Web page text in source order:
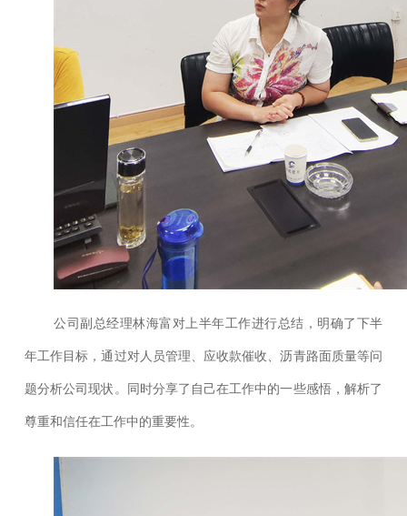
公司副总经理林海富对上半年工作进行总结，明确了下半
年工作目标，通过对人员管理、应收款催收、沥青路面质量等问
题分析公司现状。同时分享了自己在工作中的一些感悟，解析了
尊重和信任在工作中的重要性。